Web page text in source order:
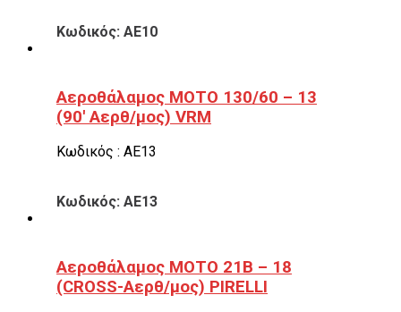
Κωδικός: ΑΕ10
Αεροθάλαμος ΜΟΤΟ 130/60 – 13
(90′ Αερθ/μος) VRM
Κωδικός : ΑΕ13
Κωδικός: ΑΕ13
Αεροθάλαμος ΜΟΤΟ 21B – 18
(CROSS-Αερθ/μος) PIRELLI